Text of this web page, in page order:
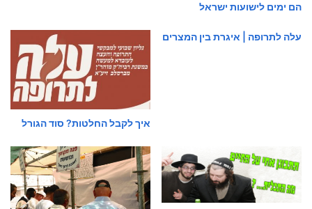
הם ימים לישועות ישראל
עלה לתרופה | איגרת בין המצרים
איך לקבל החלטות? סוד הגורל